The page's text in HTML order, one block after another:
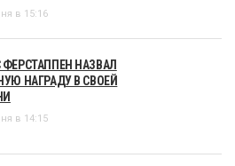
в 15:16
ФЕРСТАППЕН НАЗВАЛ
НАГРАДУ В СВОЕЙ
в 14:15